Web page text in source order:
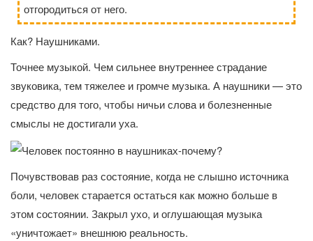
отгородиться от него.
Как? Наушниками.
Точнее музыкой. Чем сильнее внутреннее страдание
звуковика, тем тяжелее и громче музыка. А наушники — это
средство для того, чтобы ничьи слова и болезненные
смыслы не достигали уха.
Почувствовав раз состояние, когда не слышно источника
боли, человек старается остаться как можно больше в
этом состоянии. Закрыл ухо, и оглушающая музыка
«уничтожает» внешнюю реальность.